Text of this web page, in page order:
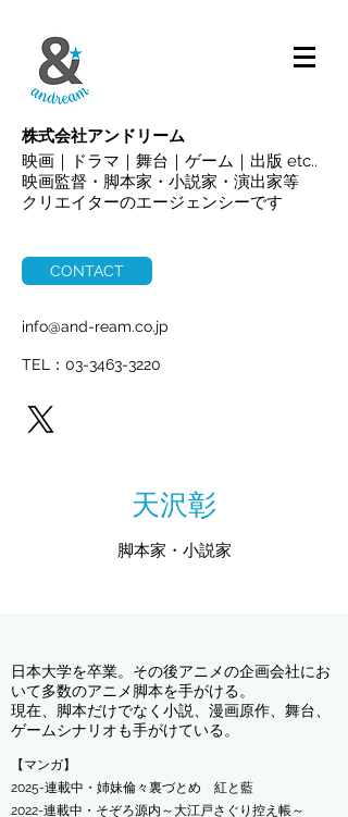
株式会社アンドリーム
映画｜ドラマ｜舞台｜ゲーム｜出版 etc..
映画監督・脚本家・小説家・演出家等
クリエイターのエージェンシーです
CONTACT
info@and-ream.co.jp
TEL：03-3463-3220
天沢彰
脚本家・小説家
日本大学を卒業。その後アニメの企画会社にお
いて多数のアニメ脚本を手がける。
現在、脚本だけでなく小説、漫画原作、舞台、
ゲームシナリオも手がけている。
【マンガ】
​2025-連載中・姉妹倫々裏づとめ 紅と藍
2022-連載中・そぞろ源内～大江戸さぐり控え帳～